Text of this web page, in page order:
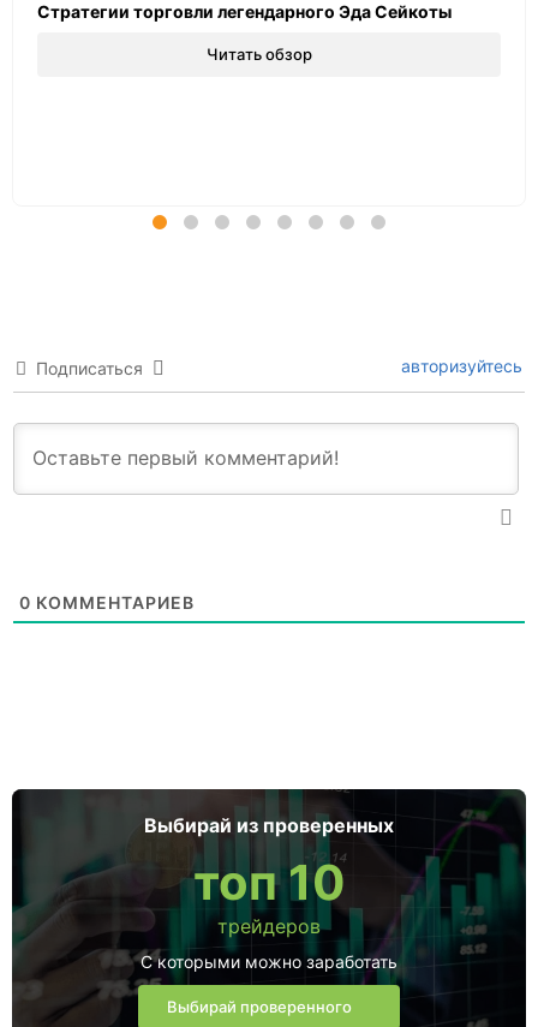
Стратегии торговли легендарного Эда Сейкоты
Читать обзор
Подписаться авторизуйтесь
0 КОММЕНТАРИЕВ
Выбирай из проверенных
топ 10
трейдеров
С которыми можно заработать
Выбирай проверенного